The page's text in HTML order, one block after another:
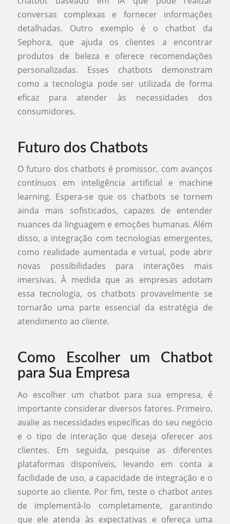
conversas complexas e fornecer informações
detalhadas. Outro exemplo é o chatbot da
Sephora, que ajuda os clientes a encontrar
produtos de beleza e oferece recomendações
personalizadas. Esses chatbots demonstram
como a tecnologia pode ser utilizada de forma
eficaz para atender às necessidades dos
consumidores.
Futuro dos Chatbots
O futuro dos chatbots é promissor, com avanços
contínuos em inteligência artificial e machine
learning. Espera-se que os chatbots se tornem
ainda mais sofisticados, capazes de entender
nuances da linguagem e emoções humanas. Além
disso, a integração com tecnologias emergentes,
como realidade aumentada e virtual, pode abrir
novas possibilidades para interações mais
imersivas. À medida que as empresas adotam
essa tecnologia, os chatbots provavelmente se
tornarão uma parte essencial da estratégia de
atendimento ao cliente.
Como Escolher um Chatbot
para Sua Empresa
Ao escolher um chatbot para sua empresa, é
importante considerar diversos fatores. Primeiro,
avalie as necessidades específicas do seu negócio
e o tipo de interação que deseja oferecer aos
clientes. Em seguida, pesquise as diferentes
plataformas disponíveis, levando em conta a
facilidade de uso, a capacidade de integração e o
suporte ao cliente. Por fim, teste o chatbot antes
de implementá-lo completamente, garantindo
que ele atenda às expectativas e ofereça uma